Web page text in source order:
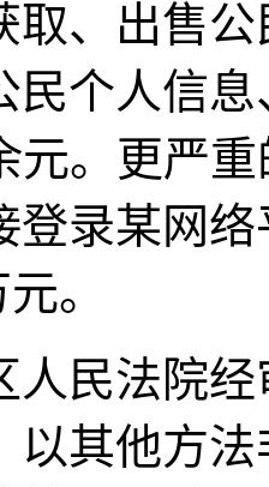
取、出售
民个人信
元。更严
登录某网
。
民法院经
以其他方